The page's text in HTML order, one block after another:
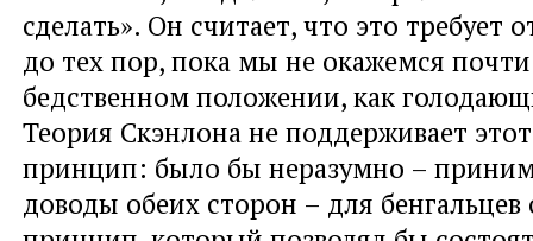
сделать». Он считает, что это требует
до тех пор, пока мы не окажемся
бедственном положении, как
Теория Скэнлона не поддерживает
принцип: было бы неразумно –
доводы обеих сторон – для бенгальцев